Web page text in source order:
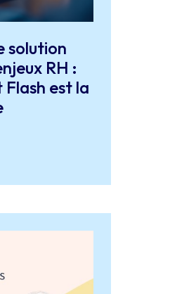
solution
RH :
Flash est la